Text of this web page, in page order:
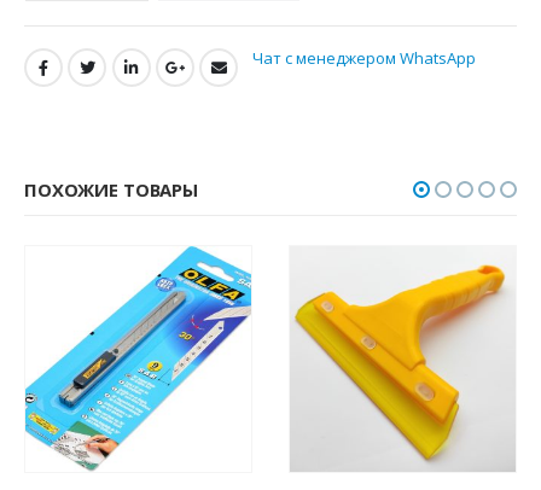
Чат с менеджером WhatsApp
ПОХОЖИЕ ТОВАРЫ